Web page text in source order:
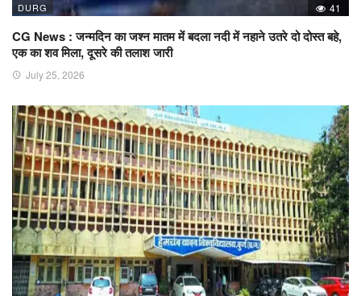
DURG 41
CG News : जन्मदिन का जश्न मातम में बदला नदी में नहाने उतरे दो दोस्त बहे,
एक का शव मिला, दूसरे की तलाश जारी
July 25, 2026